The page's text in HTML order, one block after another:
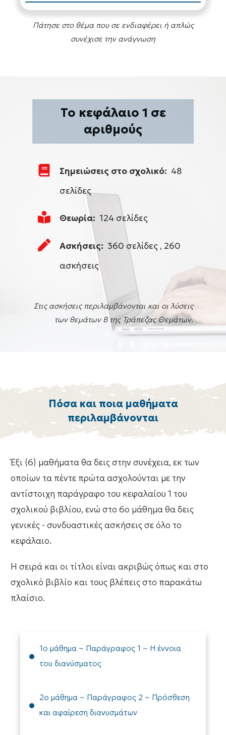
Πάτησε στο θέμα που σε ενδιαφέρει ή απλώς
συνέχισε την ανάγνωση
Το κεφάλαιο 1 σε
αριθμούς
Σημειώσεις στο σχολικό: 48
σελίδες
Θεωρία: 124 σελίδες
Ασκήσεις: 360 σελίδες , 260
ασκήσεις
Στις ασκήσεις περιλαμβάνονται και οι λύσεις
των θεμάτων Β της Τράπεζας Θεμάτων.
Πόσα και ποια μαθήματα
περιλαμβάνονται
Έξι (6) μαθήματα θα δεις στην συνέχεια, εκ των
οποίων τα πέντε πρώτα ασχολούνται με την
αντίστοιχη παράγραφο του κεφαλαίου 1 του
σχολικού βιβλίου, ενώ στο 6ο μάθημα θα δεις
γενικές - συνδυαστικές ασκήσεις σε όλο το
κεφάλαιο.
Η σειρά και οι τίτλοι είναι ακριβώς όπως και στο
σχολικό βιβλίο και τους βλέπεις στο παρακάτω
πλαίσιο.
1ο μάθημα ~ Παράγραφος 1 ~ Η έννοια
του διανύσματος
2ο μάθημα ~ Παράγραφος 2 ~ Πρόσθεση
και αφαίρεση διανυσμάτων